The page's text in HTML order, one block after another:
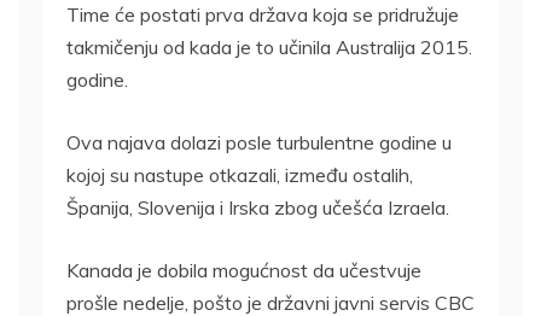
Time će postati prva država koja se pridružuje
takmičenju od kada je to učinila Australija 2015.
godine.
Ova najava dolazi posle turbulentne godine u
kojoj su nastupe otkazali, između ostalih,
Španija, Slovenija i Irska zbog učešća Izraela.
Kanada je dobila mogućnost da učestvuje
prošle nedelje, pošto je državni javni servis CBC